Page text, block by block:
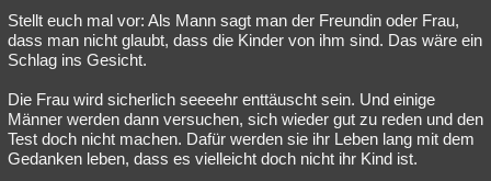
Stellt euch mal vor: Als Mann sagt man der Freundin oder Frau,
dass man nicht glaubt, dass die Kinder von ihm sind. Das wäre ein
Schlag ins Gesicht.
Die Frau wird sicherlich seeeehr enttäuscht sein. Und einige
Männer werden dann versuchen, sich wieder gut zu reden und den
Test doch nicht machen. Dafür werden sie ihr Leben lang mit dem
Gedanken leben, dass es vielleicht doch nicht ihr Kind ist.